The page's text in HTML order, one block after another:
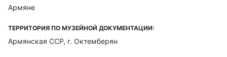
Армяне
ТЕРРИТОРИЯ ПО МУЗЕЙНОЙ ДОКУМЕНТАЦИИ:
Армянская ССР, г. Октемберян